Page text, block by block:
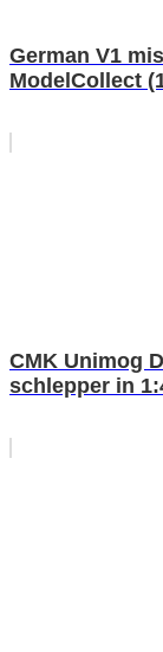
German V1
ModelCollect
CMK Unimog
schlepper in